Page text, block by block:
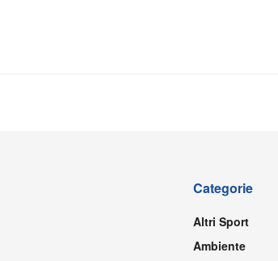
Categorie
Altri Sport
Ambiente